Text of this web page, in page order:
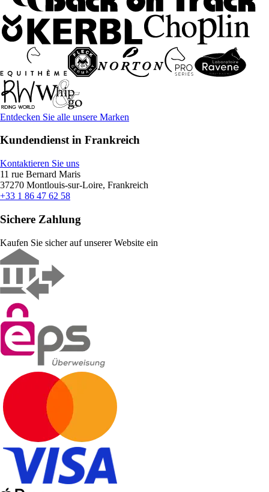
Entdecken Sie alle unsere Marken
Kundendienst in Frankreich
Kontaktieren Sie uns
11 rue Bernard Maris
37270 Montlouis-sur-Loire, Frankreich
+33 1 86 47 62 58
Sichere Zahlung
Kaufen Sie sicher auf unserer Website ein